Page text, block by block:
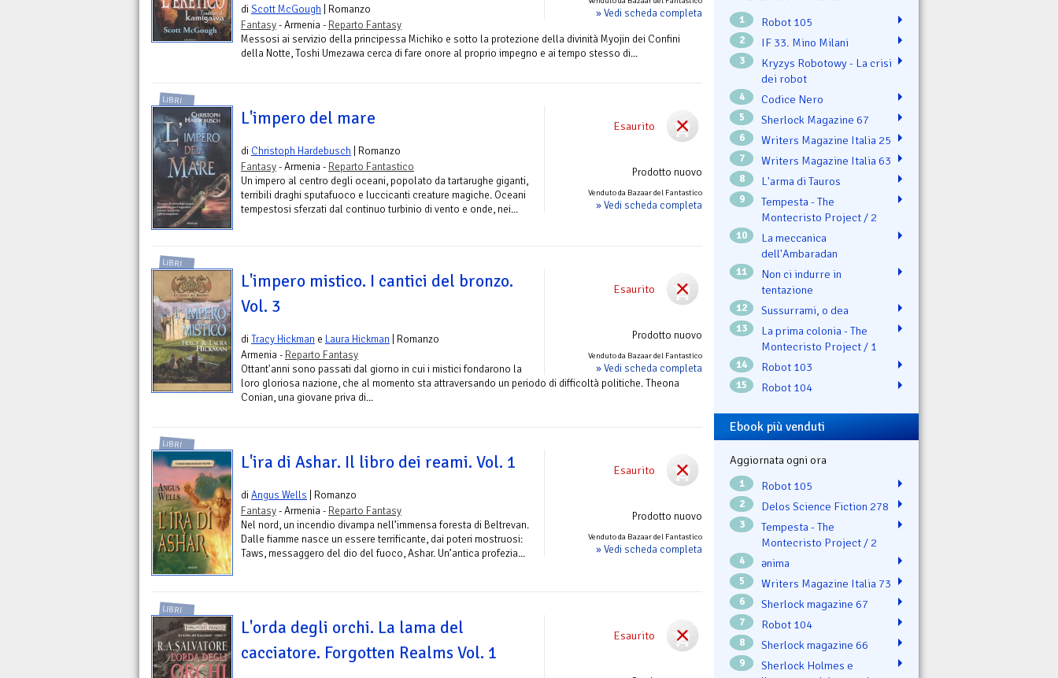
» Vedi scheda completa
diScott McGough | Romanzo
Fantasy- Armenia - Reparto Fantasy
Messosi ai servizio della principessa Michiko e sotto la protezione della divinità Myojin dei Confini
della Notte, Toshi Umezawa cerca di fare onore al proprio impegno e ai tempo stesso di...
Esaurito
Prodotto nuovo
Venduto da Bazaar del Fantastico
» Vedi scheda completa
LIBRI
L'impero del mare
di Christoph Hardebusch | Romanzo
Fantasy- Armenia - Reparto Fantastico
Un impero al centro degli oceani, popolato da tartarughe giganti,
terribili draghi sputafuoco e luccicanti creature magiche. Oceani
tempestosi sferzati dal continuo turbinio di vento e onde, nei...
Esaurito
Prodotto nuovo
Venduto da Bazaar del Fantastico
» Vedi scheda completa
LIBRI
L'impero mistico. I cantici del bronzo.
Vol. 3
diTracy Hickman e Laura Hickman | Romanzo
Armenia - Reparto Fantasy
Ottant'anni sono passati dal giorno in cui i mistici fondarono la
loro gloriosa nazione, che al momento sta attraversando un periodo di difficoltà politiche. Theona
Conian, una giovane priva di...
Esaurito
Prodotto nuovo
Venduto da Bazaar del Fantastico
» Vedi scheda completa
LIBRI
L'ira di Ashar. Il libro dei reami. Vol. 1
diAngus Wells | Romanzo
Fantasy- Armenia - Reparto Fantasy
Nel nord, un incendio divampa nell’immensa foresta di Beltrevan.
Dalle fiamme nasce un essere terrificante, dai poteri mostruosi:
Taws, messaggero del dio del fuoco, Ashar. Un’antica profezia...
Esaurito
LIBRI
L'orda degli orchi. La lama del
cacciatore. Forgotten Realms Vol. 1
1 Robot 105
2 IF 33. Mino Milani
3
Kryzys Robotowy - La crisi
dei robot
4 Codice Nero
5 Sherlock Magazine 67
6 Writers Magazine Italia 25
7 Writers Magazine Italia 63
8 L'arma di Tauros
9
Tempesta - The
Montecristo Project / 2
10
La meccanica
dell'Ambaradan
11
Non ci indurre in
tentazione
12 Sussurrami, o dea
13
La prima colonia - The
Montecristo Project / 1
14 Robot 103
15 Robot 104
Ebook più venduti
Aggiornata ogni ora
1 Robot 105
2 Delos Science Fiction 278
3
Tempesta - The
Montecristo Project / 2
4 ənima
5 Writers Magazine Italia 73
6 Sherlock magazine 67
7 Robot 104
8 Sherlock magazine 66
9
Sherlock Holmes e